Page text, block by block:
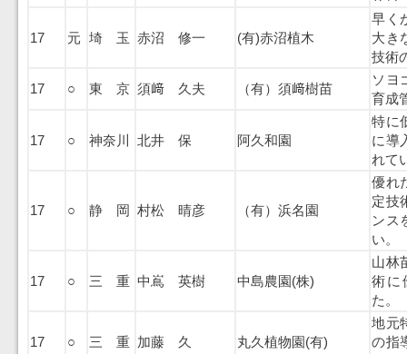
17 元 埼 玉 赤沼 修一 (有)赤沼植木
早く
大き
技術
17 ○ 東 京 須﨑 久夫 （有）須﨑樹苗
ソヨ
育成
17 ○ 神奈川 北井 保 阿久和園
特に
に導
れて
17 ○ 静 岡 村松 晴彦 （有）浜名園
優れ
定技
ンス
い。
17 ○ 三 重 中嶌 英樹 中島農園(株)
山林
術に
た。
17 ○ 三 重 加藤 久 丸久植物園(有)
地元
の指